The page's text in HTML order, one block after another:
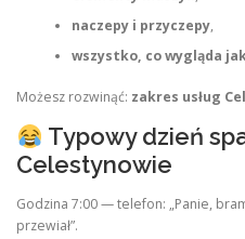
naczepy i przyczepy,
wszystko, co wygląda
Możesz rozwinąć: zakres usług
Typowy dzień
Celestynowie
Godzina 7:00 — telefon: „Panie,
przewiał”.